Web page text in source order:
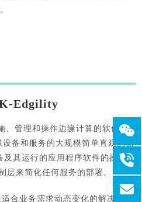
Edgility
管理和操作边缘计算的软件平
备和服务的大规模简单直观的操
其运行的应用程序软件的操作、
层来简化任何服务的部署。
合业务需求动态变化的解决方案